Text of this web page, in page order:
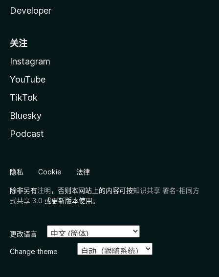
Developer
关注
Instagram
YouTube
TikTok
Bluesky
Podcast
隐私 Cookie 法律
除非另有注明，否则本网站上的内容可按知识共享 署名-相同方
式共享 3.0 或更新版本使用。
更改语言
Change theme